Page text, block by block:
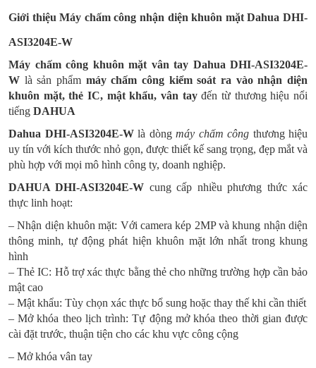
Giới thiệu Máy chấm công nhận diện khuôn mặt Dahua DHI-
ASI3204E-W
Máy chấm công khuôn mặt vân tay Dahua DHI-ASI3204E-
W là sản phẩm máy chấm công kiểm soát ra vào nhận diện
khuôn mặt, thẻ IC, mật khẩu, vân tayđến từ thương hiệu nổi
tiếng DAHUA
Dahua DHI-ASI3204E-Wlà dòng máy chấm công thương hiệu
uy tín với kích thước nhỏ gọn, được thiết kế sang trọng, đẹp mắt và
phù hợp với mọi mô hình công ty, doanh nghiệp.
DAHUA DHI-ASI3204E-W cung cấp nhiều phương thức xác
thực linh hoạt:
– Nhận diện khuôn mặt: Với camera kép 2MP và khung nhận diện
thông minh, tự động phát hiện khuôn mặt lớn nhất trong khung
hình
– Thẻ IC: Hỗ trợ xác thực bằng thẻ cho những trường hợp cần bảo
mật cao
– Mật khẩu: Tùy chọn xác thực bổ sung hoặc thay thế khi cần thiết
– Mở khóa theo lịch trình: Tự động mở khóa theo thời gian được
cài đặt trước, thuận tiện cho các khu vực công cộng
– Mở khóa vân tay